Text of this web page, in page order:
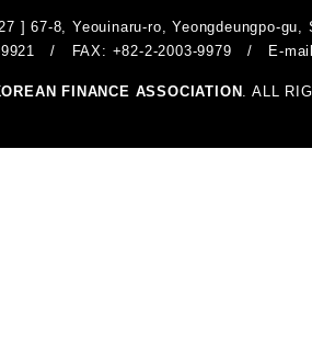
] 67-8, Yeouinaru-ro, Yeongdeungpo-gu,
9921 / FAX: +82-2-2003-9979 / E-
FINANCE ASSOCIATION . ALL